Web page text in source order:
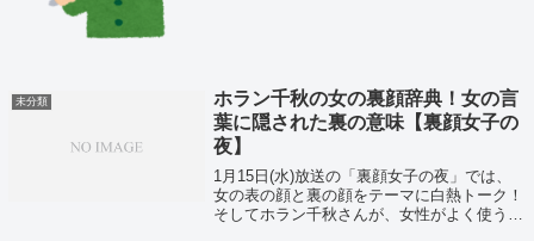
未分類
ホラン千秋の女の裏顔辞典！女の言
葉に隠された裏の意味【裏顔女子の
夜】
1月15日(水)放送の「裏顔女子の夜」では、
女の表の顔と裏の顔をテーマに白熱トーク！
そしてホラン千秋さんが、女性がよく使う言